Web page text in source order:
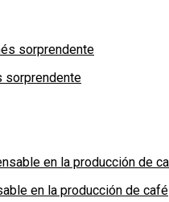
sorprendente
en la producción de café